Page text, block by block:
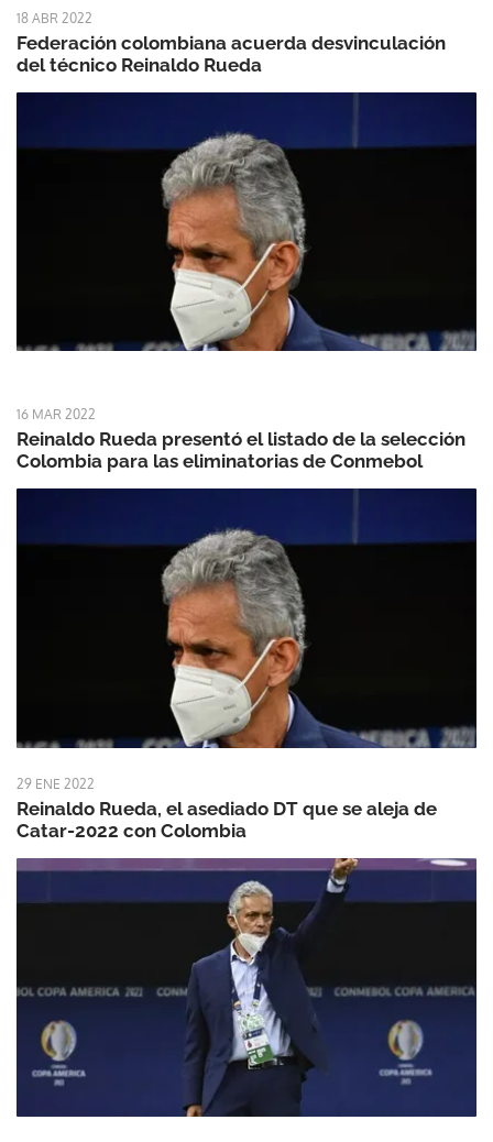
18 ABR 2022
Federación colombiana acuerda desvinculación
del técnico Reinaldo Rueda
16 MAR 2022
Reinaldo Rueda presentó el listado de la selección
Colombia para las eliminatorias de Conmebol
29 ENE 2022
Reinaldo Rueda, el asediado DT que se aleja de
Catar-2022 con Colombia